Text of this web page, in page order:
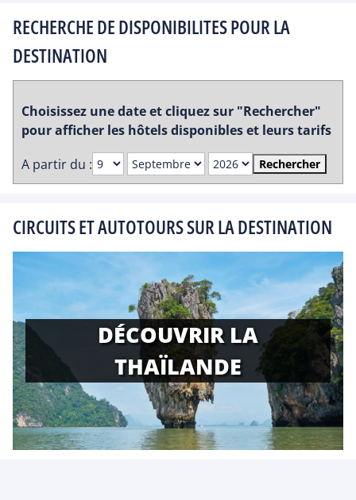
RECHERCHE DE DISPONIBILITES POUR LA
DESTINATION
Choisissez une date et cliquez sur "Rechercher"
pour afficher les hôtels disponibles et leurs tarifs
A partir du :
Rechercher
CIRCUITS ET AUTOTOURS SUR LA DESTINATION
DÉCOUVRIR LA
THAÏLANDE